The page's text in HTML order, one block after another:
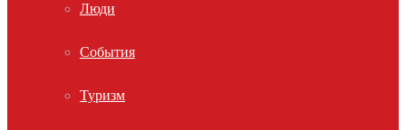
Люди
События
Туризм